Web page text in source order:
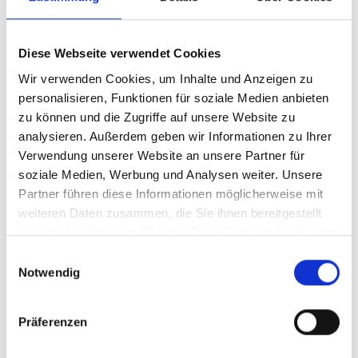
Diese Webseite verwendet Cookies
Wir verwenden Cookies, um Inhalte und Anzeigen zu
personalisieren, Funktionen für soziale Medien anbieten
zu können und die Zugriffe auf unsere Website zu
analysieren. Außerdem geben wir Informationen zu Ihrer
Verwendung unserer Website an unsere Partner für
soziale Medien, Werbung und Analysen weiter. Unsere
Partner führen diese Informationen möglicherweise mit
weiteren Daten zusammen, die Sie ihnen bereitgestellt
haben oder die sie im Rahmen Ihrer Nutzung der Dienste
Notwendig
Präferenzen
PRODUKTSORTIMENT HOLZ
MEHR ERFAHREN
Sortiment für den Holzbau und Innenausbau. Hierbei haben wir
in den letzten Jahren unser Lager ganz speziell auf den
Ausstellung steht unseren Holzbauern, Dachdeckern,
Tischlern und Gartenprofis zur Verfügung, um gemeinsam für